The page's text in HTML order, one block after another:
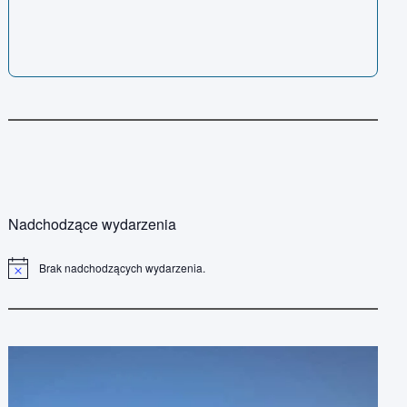
Nadchodzące wydarzenia
P
d
Brak nadchodzących wydarzenia.